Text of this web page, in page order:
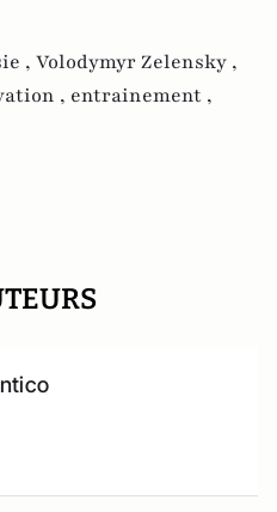
, Volodymyr Zelensky ,
, entrainement ,